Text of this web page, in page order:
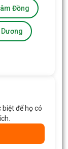
Hồng Mini 283
/Chậu
Hàng
Đồng
để họ có